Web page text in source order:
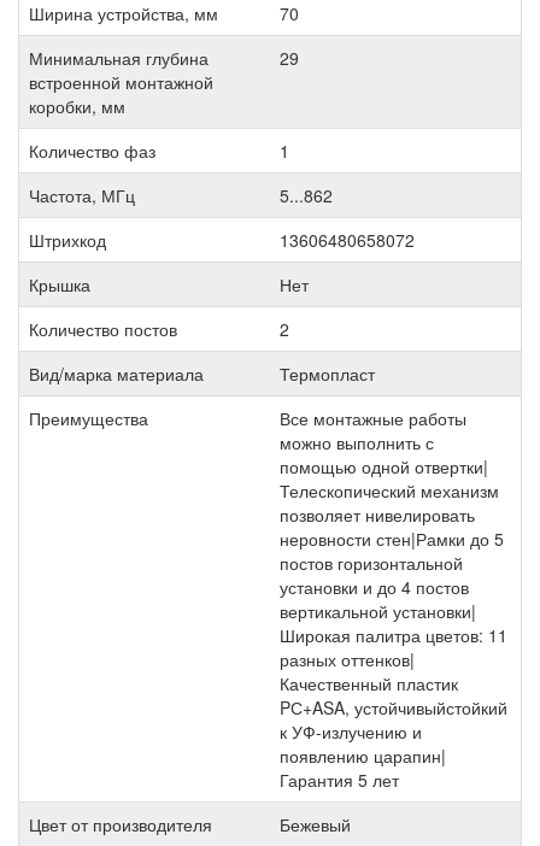
Ширина устройства, мм
70
Минимальная глубина
встроенной монтажной
коробки, мм
29
Количество фаз
1
Частота, МГц
5...862
Штрихкод
13606480658072
Крышка
Нет
Количество постов
2
Вид/марка материала
Термопласт
Преимущества
Все монтажные работы
можно выполнить с
помощью одной отвертки|
Телескопический механизм
позволяет нивелировать
неровности стен|Рамки до 5
постов горизонтальной
установки и до 4 постов
вертикальной установки|
Широкая палитра цветов: 11
разных оттенков|
Качественный пластик
PС+ASA, устойчивыйстойкий
к УФ-излучению и
появлению царапин|
Гарантия 5 лет
Цвет от производителя
Бежевый